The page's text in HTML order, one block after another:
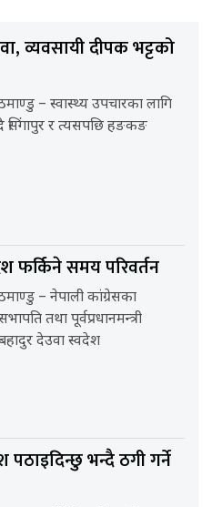
व्यवसायी दीपक भट्टको
– स्वास्थ्य उपचारका लागि
सिंगापुर र त्यसपछि हङकङ
फर्किने समय परिवर्तन
– नेपाली कांग्रेसका
तथा पूर्वप्रधानमन्त्री
देउवा स्वदेश
पठाइदिन्छु भन्दै ठगी गर्ने